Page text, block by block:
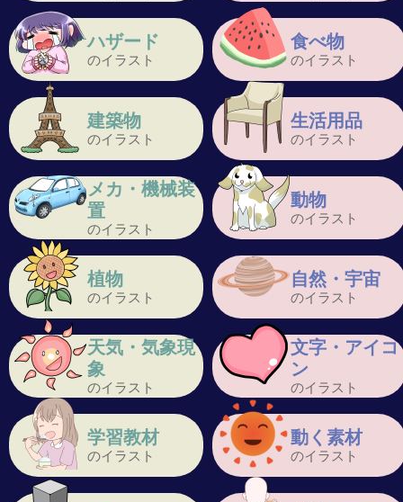
ハザード
のイラスト
食べ物
のイラスト
建築物
のイラスト
生活用品
のイラスト
メカ・機械装
置
のイラスト
動物
のイラスト
植物
のイラスト
自然・宇宙
のイラスト
天気・気象現
象
のイラスト
文字・アイコ
ン
のイラスト
学習教材
のイラスト
動く素材
のイラスト